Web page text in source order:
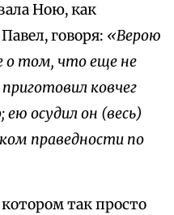
Ною, как
говоря: «Верою
о том, что еще не
ковчег
ею осудил он (весь)
праведности по
так просто